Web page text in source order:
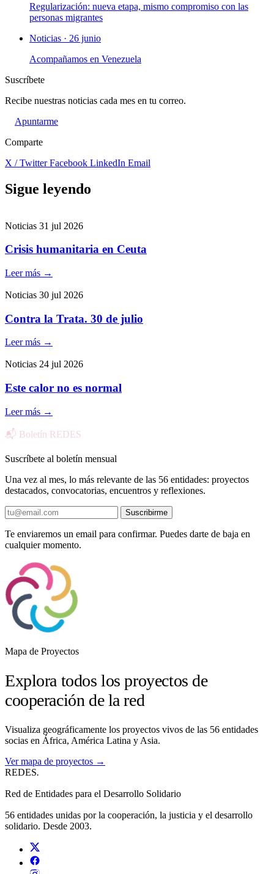
Regularización: nueva etapa, mismo compromiso con las
personas migrantes
Noticias · 26 junio
Acompañamos en Venezuela
Suscríbete
Recibe nuestras noticias cada mes en tu correo.
Apuntarme
Comparte
X / TwitterFacebook LinkedIn Email
Sigue leyendo
Noticias 31 jul 2026
Crisis humanitaria en Ceuta
Leer más →
Noticias 30 jul 2026
Contra la Trata. 30 de julio
Leer más →
Noticias 24 jul 2026
Este calor no es normal
Leer más →
📬 Boletín REDES
Suscríbete al boletín mensual
Una vez al mes, lo más relevante de las 56 entidades: proyectos
destacados, convocatorias, encuentros y reflexiones.
Suscribirme
Te enviaremos un email para confirmar. Puedes darte de baja en
cualquier momento.
Mapa de Proyectos
Explora todos los proyectos de
cooperación de la red
Visualiza geográficamente los proyectos vivos de las 56 entidades
socias en África, América Latina y Asia.
Ver mapa de proyectos →
REDES.
Red de Entidades para el Desarrollo Solidario
56 entidades unidas por la cooperación, la justicia y el desarrollo
solidario. Desde 2003.